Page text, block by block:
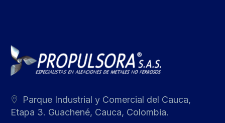
Parque Industrial y Comercial del Cauca,
Etapa 3. Guachené, Cauca, Colombia.